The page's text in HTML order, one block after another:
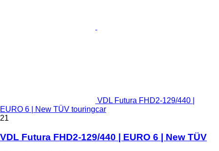
VDL Futura FHD2-129/440 |
EURO 6 | New TÜV touringcar
21
VDL Futura FHD2-129/440 | EURO 6 | New TÜV